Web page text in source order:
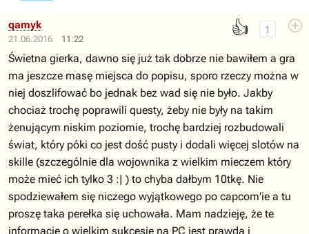
21.06.2016 11:22
👍 1
qamyk
Świetna gierka, dawno się już tak dobrze nie bawiłem a gra
ma jeszcze masę miejsca do popisu, sporo rzeczy można w
niej doszlifować bo jednak bez wad się nie było. Jakby
chociaż trochę poprawili questy, żeby nie były na takim
żenującym niskim poziomie, trochę bardziej rozbudowali
świat, który póki co jest dość pusty i dodali więcej slotów na
skille (szczególnie dla wojownika z wielkim mieczem który
może mieć ich tylko 3 :| ) to chyba dałbym 10tkę. Nie
spodziewałem się niczego wyjątkowego po capcom'ie a tu
proszę taka perełka się uchowała. Mam nadzieję, że te
informacje o wielkim sukcesie na PC jest prawdą i